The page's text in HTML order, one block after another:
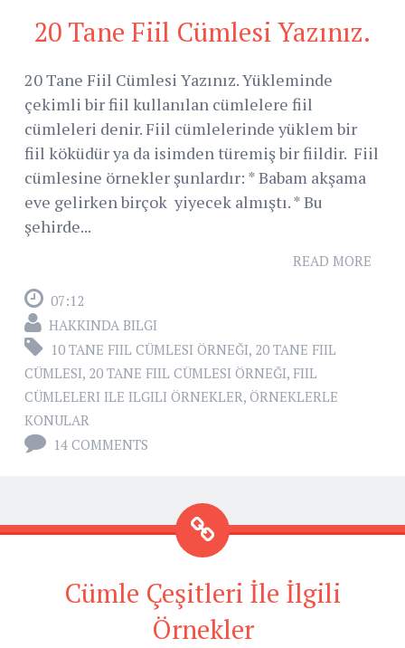
20 Tane Fiil Cümlesi Yazınız.
20 Tane Fiil Cümlesi Yazınız. Yükleminde
çekimli bir fiil kullanılan cümlelere fiil
cümleleri denir. Fiil cümlelerinde yüklem bir
fiil köküdür ya da isimden türemiş bir fiildir. Fiil
cümlesine örnekler şunlardır: * Babam akşama
eve gelirken birçok yiyecek almıştı. * Bu
şehirde...
READ MORE
07:12
HAKKINDA BILGI
10 TANE FIIL CÜMLESI ÖRNEĞI, 20 TANE FIIL
CÜMLESI, 20 TANE FIIL CÜMLESI ÖRNEĞI, FIIL
CÜMLELERI ILE ILGILI ÖRNEKLER, ÖRNEKLERLE
KONULAR
14 COMMENTS
Cümle Çeşitleri İle İlgili
Örnekler